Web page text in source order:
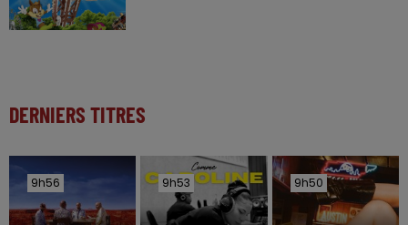
DERNIERS TITRES
9h56
9h56 9h53
9h53 9h50
9h50